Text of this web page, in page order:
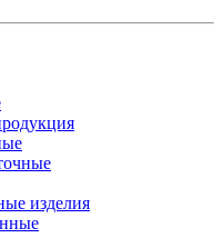
изделия